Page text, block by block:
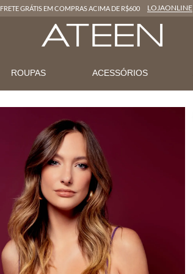
FRETE GRÁTIS EM COMPRAS ACIMA DE R$600 LOJAONLINE
ROUPAS ACESSÓRIOS